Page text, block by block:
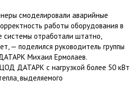
смоделировали аварийные
работы оборудования в
системы отработали штатно,
— поделился руководитель группы
Михаил Ермолаев.
ДАТАРК с нагрузкой более 50 кВт
выделяемого